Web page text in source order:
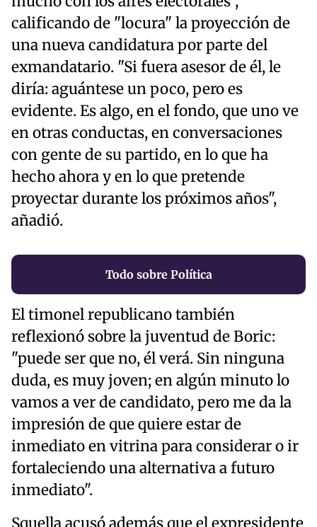
calificando de "locura" la proyección de
una nueva candidatura por parte del
exmandatario. "Si fuera asesor de él, le
diría: aguántese un poco, pero es
evidente. Es algo, en el fondo, que uno ve
en otras conductas, en conversaciones
con gente de su partido, en lo que ha
hecho ahora y en lo que pretende
proyectar durante los próximos años",
añadió.
Todo sobre Política
El timonel republicano también
reflexionó sobre la juventud de Boric:
"puede ser que no, él verá. Sin ninguna
duda, es muy joven; en algún minuto lo
vamos a ver de candidato, pero me da la
impresión de que quiere estar de
inmediato en vitrina para considerar o ir
fortaleciendo una alternativa a futuro
inmediato".